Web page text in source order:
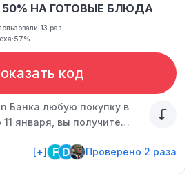
НА ГОТОВЫЕ БЛЮДА
13 раз
57%
код
Банка любую покупку в
января, вы получите
которого можно
акционной подборки всего
в акции необходимо
[+] F D Проверено 2 раза